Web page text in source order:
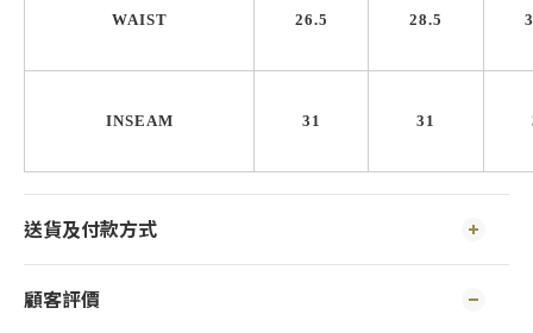
WAIST 26.5 28.5
INSEAM 31 31
送貨及付款方式
顧客評價